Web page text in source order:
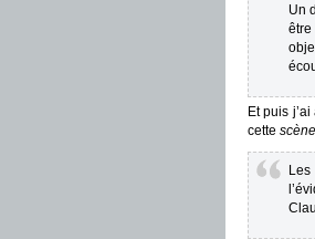
Un
être
Et puis
cette